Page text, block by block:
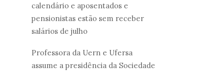
calendário e aposentados e
pensionistas estão sem receber
salários de julho
Professora da Uern e Ufersa
assume a presidência da Sociedade